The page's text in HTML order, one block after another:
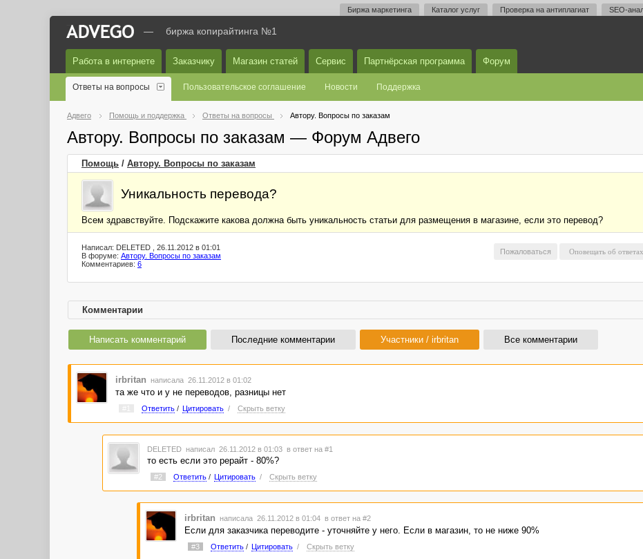
Биржа маркетинга Каталог услуг Проверка на антиплагиат SEO-
— биржа копирайтинга №1
Работа в интернете Заказчику Магазин статей Сервис Партнёрская программа Форум
Ответы на вопросы Пользовательское соглашение Новости Поддержка
Адвего Помощь и поддержка Ответы на вопросы Автору. Вопросы по заказам
Автору. Вопросы по заказам — Форум Адвего
Помощь / Автору. Вопросы по заказам
Уникальность перевода?
Всем здравствуйте. Подскажите какова должна быть уникальность статьи для размещения в магазине, если это перевод?
Пожаловаться
Написал: DELETED , 26.11.2012 в 01:01
В форуме: Автору. Вопросы по заказам
Комментариев: 6
Комментарии
Написать комментарий Последние комментарии Участники / irbritan Все комментарии
irbritan написала 26.11.2012 в 01:02
та же что и у не переводов, разницы нет
Ответить/ Цитировать / Скрыть ветку
DELETED написал 26.11.2012 в 01:03 в ответ на #1
то есть если это рерайт - 80%?
#2 Ответить/ Цитировать / Скрыть ветку
irbritan написала 26.11.2012 в 01:04 в ответ на #2
Если для заказчика переводите - уточняйте у него. Если в магазин, то не ниже 90%
#3 Ответить/ Цитировать / Скрыть ветку